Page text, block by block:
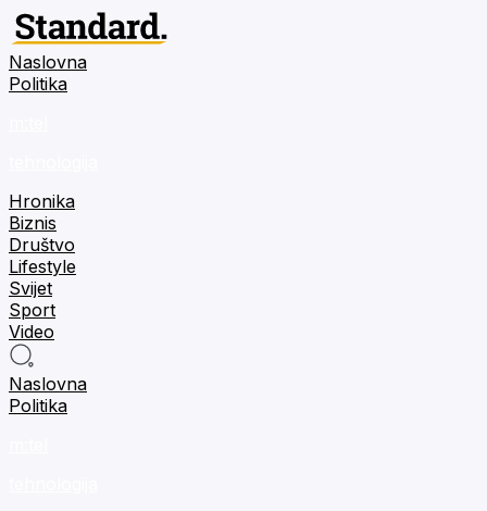
Naslovna
Politika
Hronika
Biznis
Društvo
Lifestyle
Svijet
Sport
Video
Naslovna
Politika